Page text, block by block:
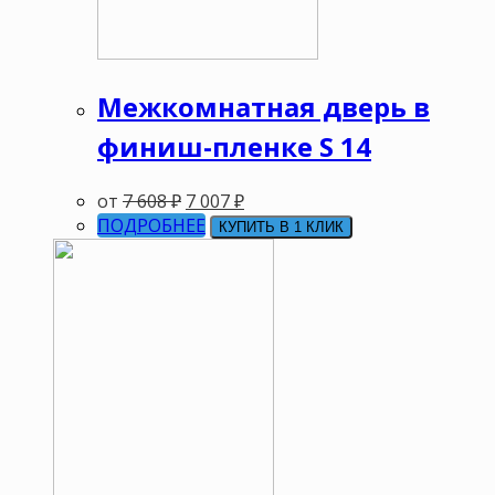
Межкомнатная дверь в
финиш-пленке S 14
от 7 608₽ 7 007₽
ПОДРОБНЕЕ
КУПИТЬ В 1 КЛИК